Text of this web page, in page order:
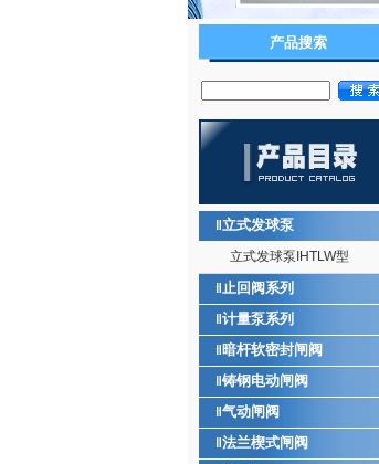
产品搜索
立式发球泵
立式发球泵IHTLW型
止回阀系列
计量泵系列
暗杆软密封闸阀
铸钢电动闸阀
气动闸阀
法兰楔式闸阀